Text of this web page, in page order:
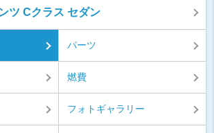
ツ Cクラス セダン
パーツ
燃費
フォトギャラリー